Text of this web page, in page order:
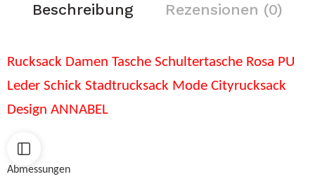
Beschreibung Rezensionen (0)
Rucksack Damen Tasche Schultertasche Rosa PU
Leder Schick Stadtrucksack Mode Cityrucksack
Design ANNABEL
Abmessungen